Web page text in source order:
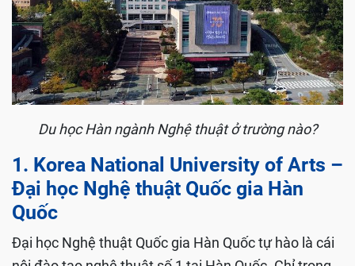
Du học Hàn ngành Nghệ thuật ở trường nào?
1. Korea National University of Arts –
Đại học Nghệ thuật Quốc gia Hàn
Quốc
Đại học Nghệ thuật Quốc gia Hàn Quốc tự hào là cái